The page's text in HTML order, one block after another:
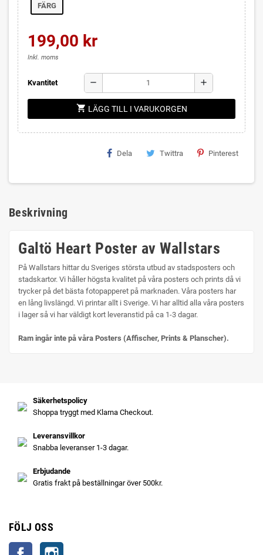
FÄRG
199,00 kr
Inkl. moms
Kvantitet remove add
shopping_cart LÄGG TILL I VARUKORGEN
Dela Twittra Pinterest
Beskrivning
Galtö Heart Poster av Wallstars
På Wallstars hittar du Sveriges största utbud av stadsposters och
stadskartor. Vi håller högsta kvalitet på våra posters och prints då vi
trycker på det bästa fotopapperet på marknaden. Våra posters har
en lång livslängd. Vi printar allt i Sverige. Vi har alltid alla våra posters
i lager så vi har väldigt kort leveranstid på ca 1-3 dagar.
Ram ingår inte på våra Posters (Affischer, Prints & Planscher).
Säkerhetspolicy
Shoppa tryggt med Klarna Checkout.
Leveransvillkor
Snabba leveranser 1-3 dagar.
Erbjudande
Gratis frakt på beställningar över 500kr.
FÖLJ OSS
Facebook